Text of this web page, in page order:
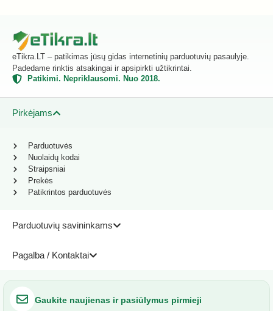
eTikra.LT – patikimas jūsų gidas internetinių parduotuvių pasaulyje.
Padedame rinktis atsakingai ir apsipirkti užtikrintai.
Patikimi. Nepriklausomi. Nuo 2018.
Pirkėjams
Parduotuvių savininkams
Pagalba / Kontaktai
Parduotuvės
Nuolaidų kodai
Straipsniai
Prekės
Patikrintos parduotuvės
Gaukite naujienas ir pasiūlymus pirmieji